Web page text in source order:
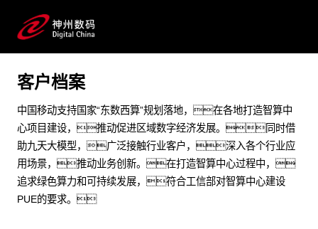
基于鲲鹏+昇腾，打造绿色高效的智算基础设施
客户档案
中国移动支持国家“东数西算”规划落地，在各地打造智算中
心项目建设，推动促进区域数字经济发展。同时借
助九天大模型，广泛接触行业客户，深入各个行业应
用场景，推动业务创新。在打造智算中心过程中，
追求绿色算力和可持续发展，符合工信部对智算中心建设
PUE的要求。